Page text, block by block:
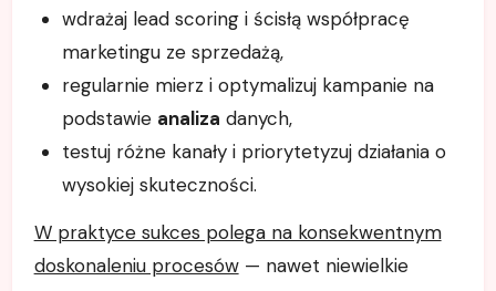
wdrażaj lead scoring i ścisłą współpracę
marketingu ze sprzedażą,
regularnie mierz i optymalizuj kampanie na
podstawie analiza danych,
testuj różne kanały i priorytetyzuj działania o
wysokiej skuteczności.
W praktyce sukces polega na konsekwentnym
doskonaleniu procesów— nawet niewielkie